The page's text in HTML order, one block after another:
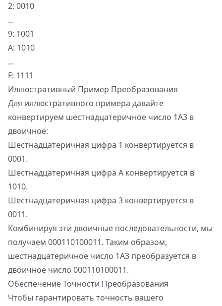
2: 0010
...
9: 1001
A: 1010
...
F: 1111
Иллюстративный Пример Преобразования
Для иллюстративного примера давайте
конвертируем шестнадцатеричное число 1A3 в
двоичное:
Шестнадцатеричная цифра 1 конвертируется в
0001.
Шестнадцатеричная цифра A конвертируется в
1010.
Шестнадцатеричная цифра 3 конвертируется в
0011.
Комбинируя эти двоичные последовательности, мы
получаем 000110100011. Таким образом,
шестнадцатеричное число 1A3 преобразуется в
двоичное число 000110100011.
Обеспечение Точности Преобразования
Чтобы гарантировать точность вашего